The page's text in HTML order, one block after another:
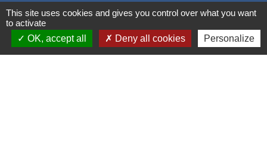
This site uses cookies and gives you control over what you want
to activate
OK, accept all
Deny all cookies Personalize